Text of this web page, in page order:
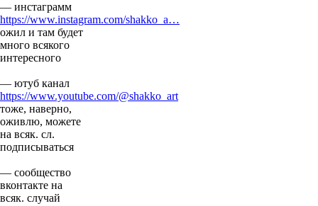
— инстаграмм
https://www.instagram.com/shakko_a…
ожил и там будет
много всякого
интересного
— ютуб канал
https://www.youtube.com/@shakko_art
тоже, наверно,
оживлю, можете
на всяк. сл.
подписываться
— сообщество
вконтакте на
всяк. случай